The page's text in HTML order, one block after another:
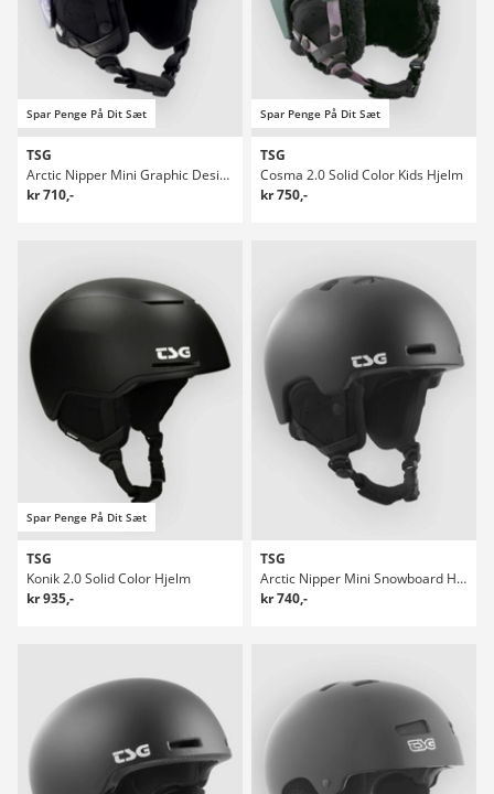
Spar Penge På Dit Sæt
TSG
Arctic Nipper Mini Graphic Design Kids Hjelm
kr 710,-
Spar Penge På Dit Sæt
TSG
Cosma 2.0 Solid Color Kids Hjelm
kr 750,-
Spar Penge På Dit Sæt
TSG
Konik 2.0 Solid Color Hjelm
kr 935,-
TSG
Arctic Nipper Mini Snowboard Hjelm Kids Hjelm
kr 740,-